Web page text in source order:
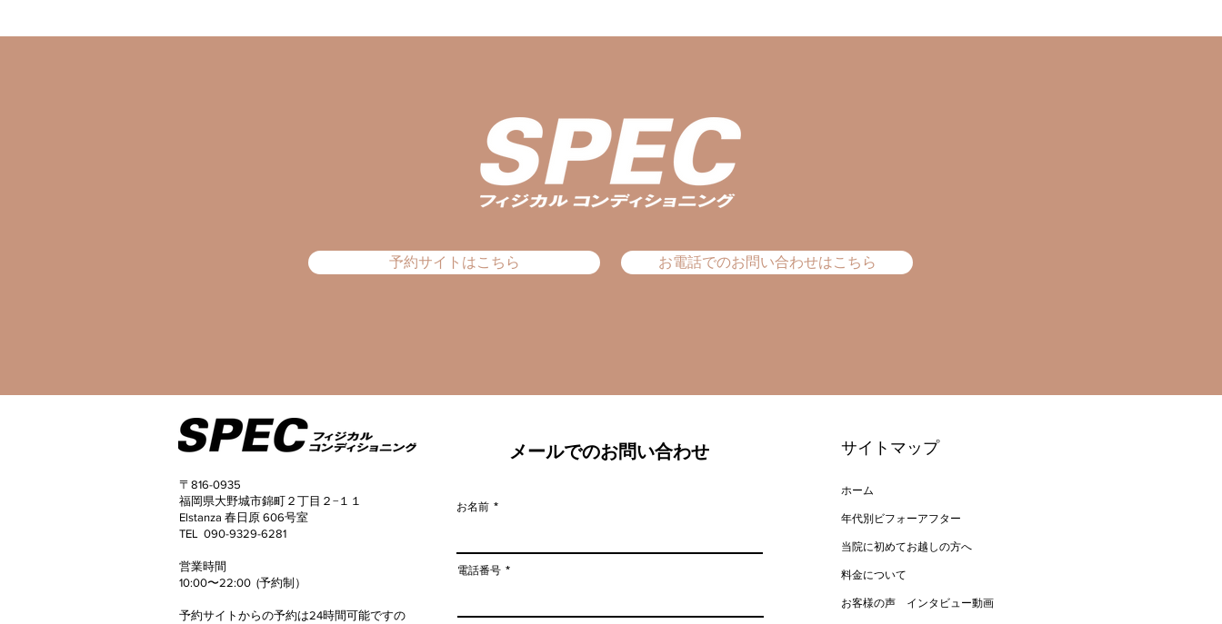
予約サイトはこちら お電話でのお問い合わせはこちら
〒816-0935
福岡県大野城市錦町２丁目２−１１
Elstanza 春日原 606号室
TEL 090-9329-6281
​営業時間
10:00〜22:00 (予約制）
予約サイトからの予約は24時間可能ですの
メールでのお問い合わせ
お名前
電話番号
サイトマップ
ホーム
年代別ビフォーアフター
当院に初めてお越しの方へ
料金について
お客様の声 インタビュー動画